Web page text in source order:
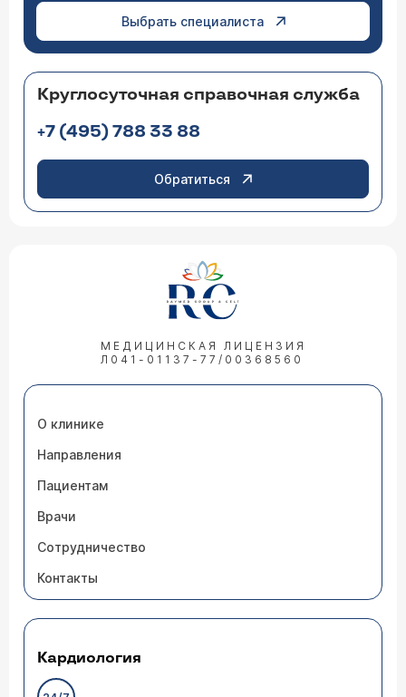
Выбрать специалиста
Круглосуточная справочная служба
+7 (495) 788 33 88
Обратиться
МЕДИЦИНСКАЯ ЛИЦЕНЗИЯ
Л041-01137-77/00368560
О клинике
Направления
Пациентам
Врачи
Сотрудничество
Контакты
Кардиология